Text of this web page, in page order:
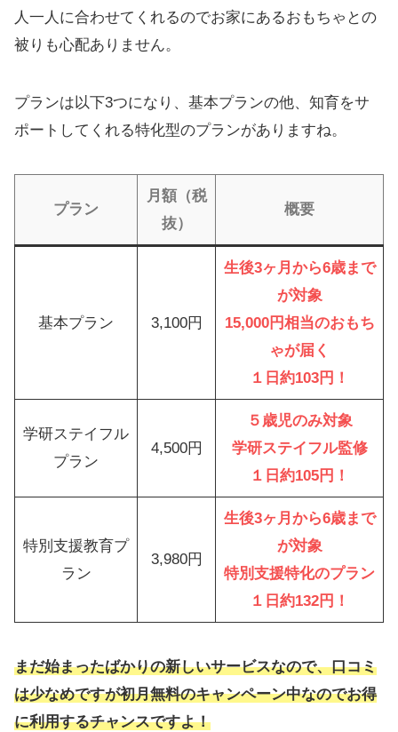
人一人に合わせてくれるのでお家にあるおもちゃとの
被りも心配ありません。
プランは以下3つになり、基本プランの他、知育をサ
ポートしてくれる特化型のプランがありますね。
プラン
月額（税
抜）
概要
基本プラン 3,100円
生後3ヶ月から6歳まで
が対象
15,000円相当のおもち
ゃが届く
１日約103円！
学研ステイフル
プラン
4,500円
５歳児のみ対象
学研ステイフル監修
１日約105円！
特別支援教育プ
ラン
3,980円
生後3ヶ月から6歳まで
が対象
特別支援特化のプラン
１日約132円！
まだ始まったばかりの新しいサービスなので、口コミ
は少なめですが初月無料のキャンペーン中なのでお得
に利用するチャンスですよ！